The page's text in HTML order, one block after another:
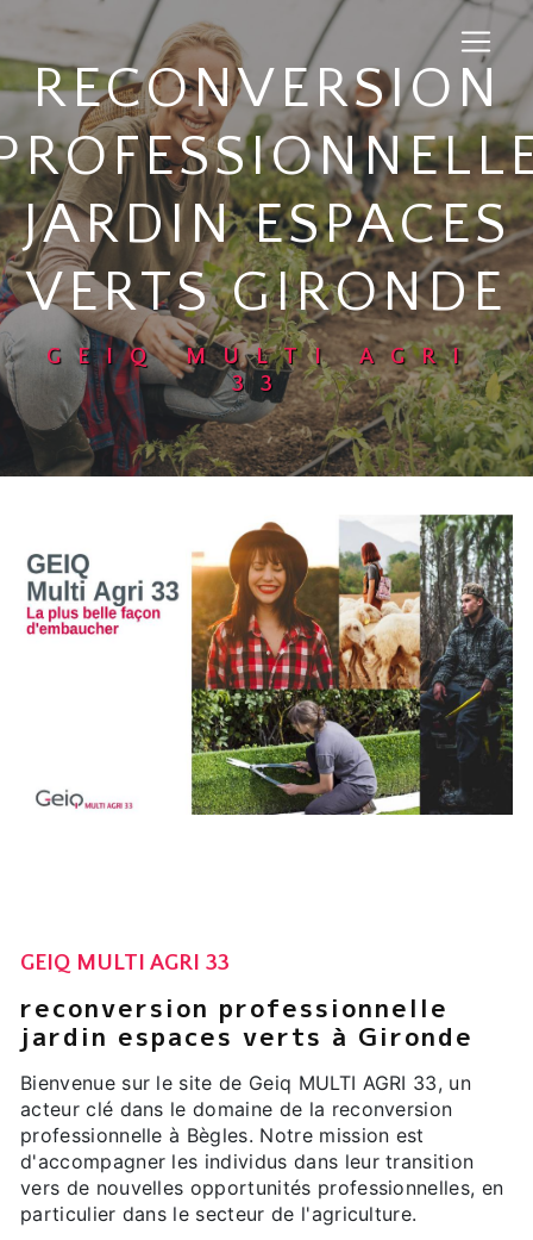
RECONVERSION
JARDIN ESPACES
VERTS GIRONDE
GEIQ MULTI AGRI
33
GEIQ MULTI AGRI 33
reconversion professionnelle
jardin espaces verts à Gironde
Bienvenue sur le site de Geiq MULTI AGRI 33, un
acteur clé dans le domaine de la reconversion
professionnelle à Bègles. Notre mission est
d'accompagner les individus dans leur transition
vers de nouvelles opportunités professionnelles, en
particulier dans le secteur de l'agriculture.
Panneau de gestion des cookies